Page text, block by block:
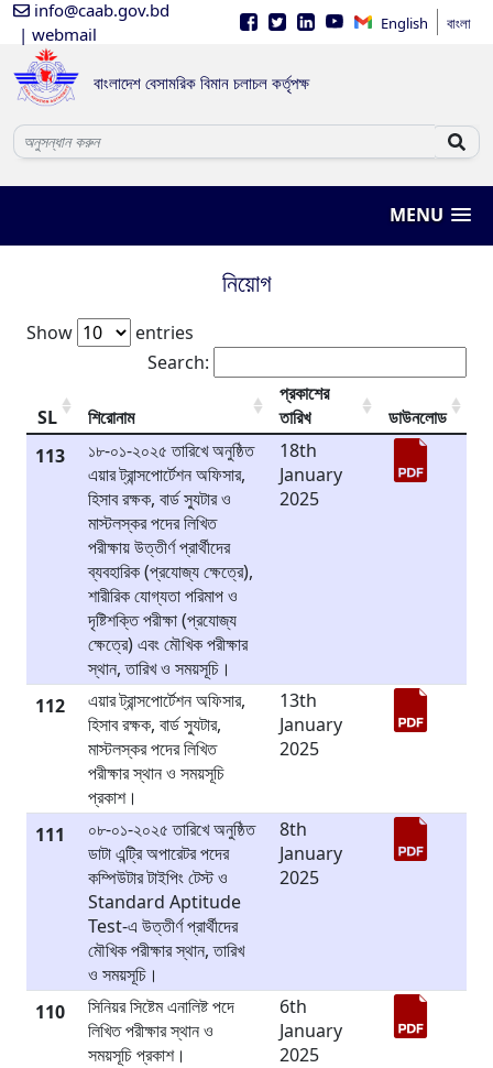
info@caab.gov.bd
| webmail
English বাংলা
বাংলাদেশ বেসামরিক বিমান চলাচল কর্তৃপক্ষ
MENU
নিয়োগ
Show
entries
Search:
SL শিরোনাম
প্রকাশের
তারিখ
ডাউনলোড
113
১৮-০১-২০২৫ তারিখে অনুষ্ঠিত
এয়ার ট্রান্সপোর্টেশন অফিসার,
হিসাব রক্ষক, বার্ড স্যুটার ও
মাস্টলস্কর পদের লিখিত
পরীক্ষায় উত্তীর্ণ প্রার্থীদের
ব্যবহারিক (প্রযোজ্য ক্ষেত্রে),
শারীরিক যোগ্যতা পরিমাপ ও
দৃষ্টিশক্তি পরীক্ষা (প্রযোজ্য
ক্ষেত্রে) এবং মৌখিক পরীক্ষার
স্থান, তারিখ ও সময়সূচি।
18th
January
2025
112
এয়ার ট্রান্সপোর্টেশন অফিসার,
হিসাব রক্ষক, বার্ড স্যুটার,
মাস্টলস্কর পদের লিখিত
পরীক্ষার স্থান ও সময়সূচি
প্রকাশ।
13th
January
2025
111
০৮-০১-২০২৫ তারিখে অনুষ্ঠিত
ডাটা এন্ট্রি অপারেটর পদের
কম্পিউটার টাইপিং টেস্ট ও
Standard Aptitude
Test-এ উত্তীর্ণ প্রার্থীদের
মৌখিক পরীক্ষার স্থান, তারিখ
ও সময়সূচি।
8th
January
2025
110
সিনিয়র সিষ্টেম এনালিষ্ট পদে
লিখিত পরীক্ষার স্থান ও
সময়সূচি প্রকাশ।
6th
January
2025